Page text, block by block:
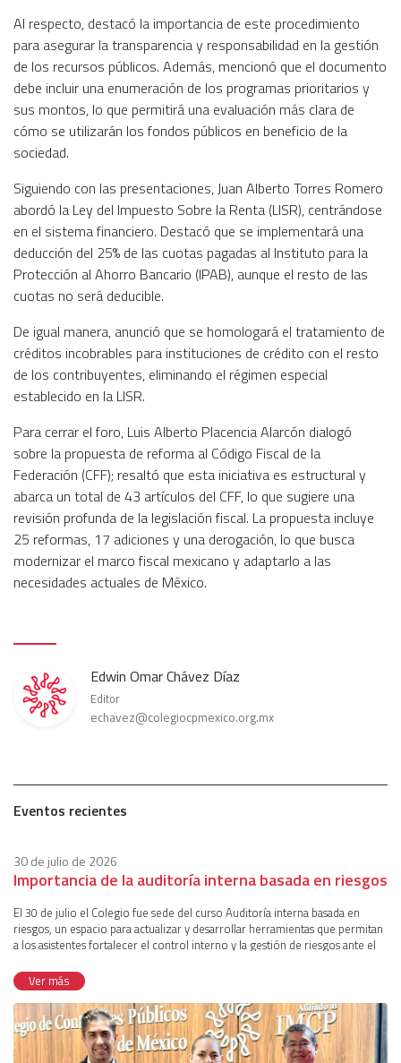
Al respecto, destacó la importancia de este procedimiento
para asegurar la transparencia y responsabilidad en la gestión
de los recursos públicos. Además, mencionó que el documento
debe incluir una enumeración de los programas prioritarios y
sus montos, lo que permitirá una evaluación más clara de
cómo se utilizarán los fondos públicos en beneficio de la
sociedad.
Siguiendo con las presentaciones, Juan Alberto Torres Romero
abordó la Ley del Impuesto Sobre la Renta (LISR), centrándose
en el sistema financiero. Destacó que se implementará una
deducción del 25% de las cuotas pagadas al Instituto para la
Protección al Ahorro Bancario (IPAB), aunque el resto de las
cuotas no será deducible.
De igual manera, anunció que se homologará el tratamiento de
créditos incobrables para instituciones de crédito con el resto
de los contribuyentes, eliminando el régimen especial
establecido en la LISR.
Para cerrar el foro, Luis Alberto Placencia Alarcón dialogó
sobre la propuesta de reforma al Código Fiscal de la
Federación (CFF); resaltó que esta iniciativa es estructural y
abarca un total de 43 artículos del CFF, lo que sugiere una
revisión profunda de la legislación fiscal. La propuesta incluye
25 reformas, 17 adiciones y una derogación, lo que busca
modernizar el marco fiscal mexicano y adaptarlo a las
necesidades actuales de México.
Edwin Omar Chávez Díaz
Editor
echavez@colegiocpmexico.org.mx
Eventos recientes
30 de julio de 2026
Importancia de la auditoría interna basada en riesgos
El 30 de julio el Colegio fue sede del curso Auditoría interna basada en
riesgos, un espacio para actualizar y desarrollar herramientas que permitan
a los asistentes fortalecer el control interno y la gestión de riesgos ante el
constante. El curso fue presentado por la comisión T. SE de Auditoría
Interna, con la participación de sus integrantes Georgina Galicia Reyes y
Omar Hinojosa Badillo y la coordinación de Edgar Cruz Cruz.Para
comenzar, se delineó el camino de transformación de la Auditoría Interna,
que comenzó con tareas de verificación y detección de errores para
orientar en el cumplimiento de políticas y procedimientos; posteriormente,
Ver más